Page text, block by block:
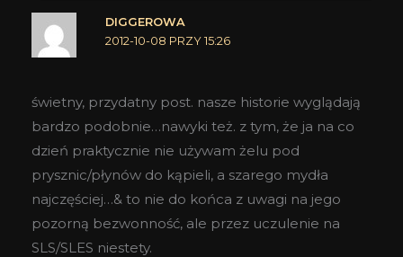
DIGGEROWA
2012-10-08 PRZY 15:26
świetny, przydatny post. nasze historie wyglądają
bardzo podobnie…nawyki też. z tym, że ja na co
dzień praktycznie nie używam żelu pod
prysznic/płynów do kąpieli, a szarego mydła
najczęściej…& to nie do końca z uwagi na jego
pozorną bezwonność, ale przez uczulenie na
SLS/SLES niestety.